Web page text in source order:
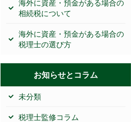
海外に資産・預金がある場合の
相続税について
海外に資産・預金がある場合の
税理士の選び方
お知らせとコラム
未分類
税理士監修コラム